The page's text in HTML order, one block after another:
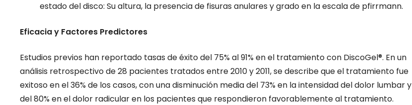
estado del disco: Su altura, la presencia de fisuras anulares y grado en la escala de pfirrmann.
Eficacia y Factores Predictores
Estudios previos han reportado tasas de éxito del 75% al 91% en el tratamiento con DiscoGel®. En un
análisis retrospectivo de 28 pacientes tratados entre 2010 y 2011, se describe que el tratamiento fue
exitoso en el 36% de los casos, con una disminución media del 73% en la intensidad del dolor lumbar y
del 80% en el dolor radicular en los pacientes que respondieron favorablemente al tratamiento.